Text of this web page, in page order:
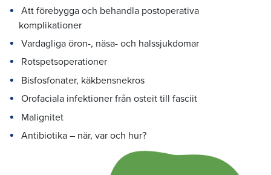
Att förebygga och behandla postoperativa
komplikationer
Vardagliga öron-, näsa- och halssjukdomar
Rotspetsoperationer
Bisfosfonater, käkbensnekros
Orofaciala infektioner från osteit till fasciit
Malignitet
Antibiotika – när, var och hur?